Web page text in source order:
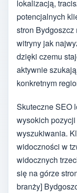
lokalizacją,
potencjalnych
stron
witryny jak
dzięki czemu
aktywnie
konkretnym
Skuteczne SEO
wysokich
wyszukiwania.
widoczności w
widocznych
się na górze
branży]